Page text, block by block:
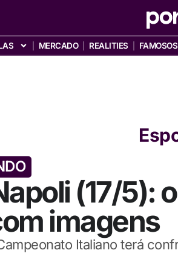
MERCADO REALITIES FAMOSOS
(17/5):
imagens
Italiano terá